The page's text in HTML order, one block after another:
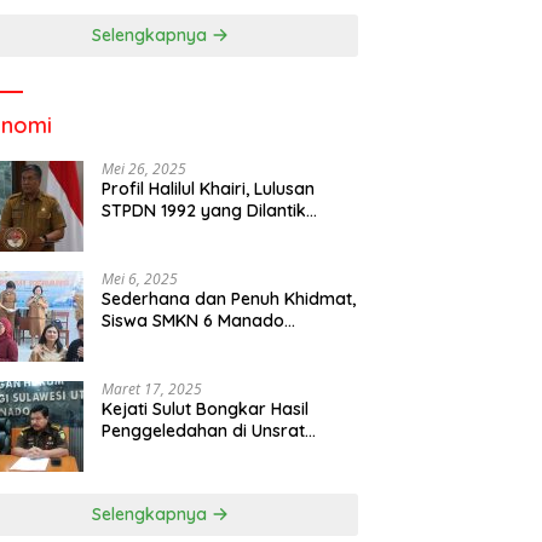
Selengkapnya
Mei 26, 2025
Profil Halilul Khairi, Lulusan
STPDN 1992 yang Dilantik
Mei 6, 2025
Sederhana dan Penuh Khidmat,
Siswa SMKN 6 Manado
Maret 17, 2025
Kejati Sulut Bongkar Hasil
Penggeledahan di Unsrat
Selengkapnya